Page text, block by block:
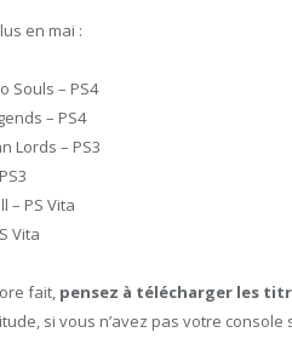
en mai :
Souls – PS4
– PS4
Lords – PS3
– PS Vita
Vita
fait, pensez à télécharger les
si vous n’avez pas votre